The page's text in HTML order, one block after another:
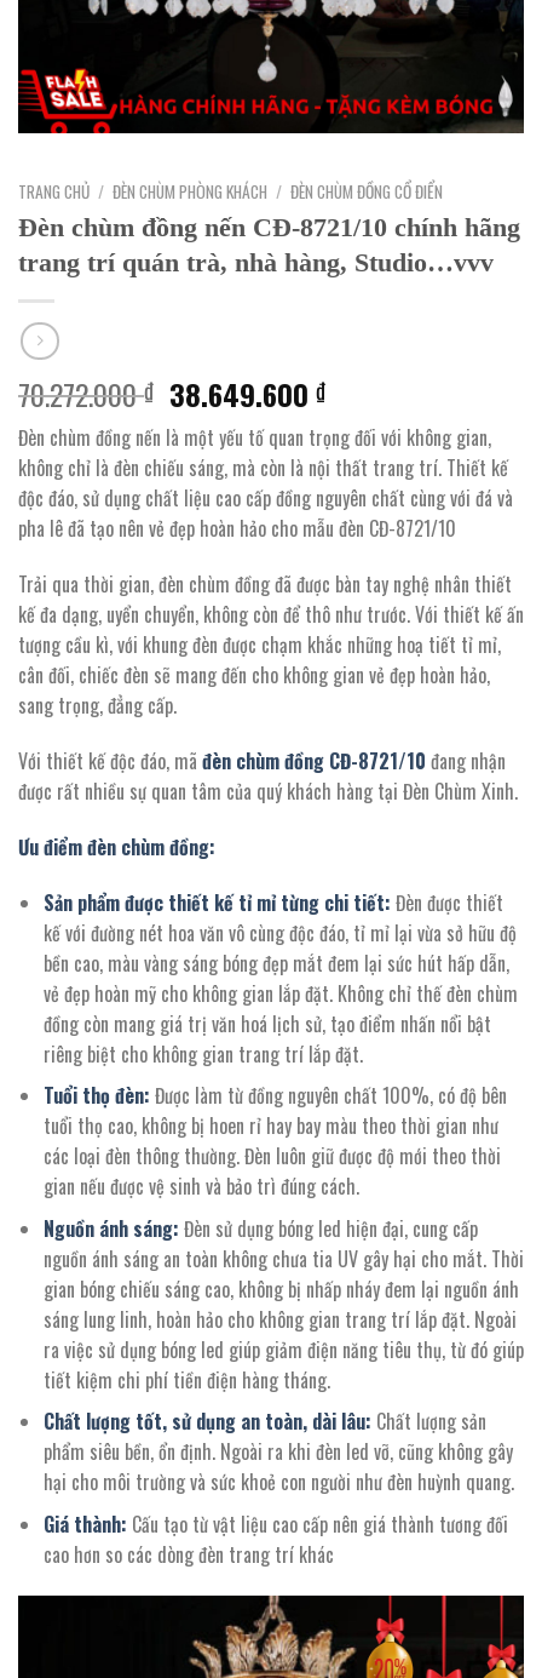
TRANG CHỦ / ĐÈN CHÙM PHÒNG KHÁCH / ĐÈN CHÙM ĐỒNG CỔ ĐIỂN
Đèn chùm đồng nến CĐ-8721/10 chính hãng
trang trí quán trà, nhà hàng, Studio…vvv
70.272.000₫ Giá
gốc
là:
70.272.000 ₫.
38.649.600₫Giá
hiện
tại
là:
38.649.600 ₫.
Đèn chùm đồng nến là một yếu tố quan trọng đối với không gian,
không chỉ là đèn chiếu sáng, mà còn là nội thất trang trí. Thiết kế
độc đáo, sử dụng chất liệu cao cấp đồng nguyên chất cùng với đá và
pha lê đã tạo nên vẻ đẹp hoàn hảo cho mẫu đèn CĐ-8721/10
Trải qua thời gian, đèn chùm đồng đã được bàn tay nghệ nhân thiết
kế đa dạng, uyển chuyển, không còn để thô như trước. Với thiết kế ấn
tượng cầu kì, với khung đèn được chạm khắc những hoạ tiết tỉ mỉ,
cân đối, chiếc đèn sẽ mang đến cho không gian vẻ đẹp hoàn hảo,
sang trọng, đẳng cấp.
Với thiết kế độc đáo, mã đèn chùm đồng CĐ-8721/10 đang nhận
được rất nhiều sự quan tâm của quý khách hàng tại Đèn Chùm Xinh.
Ưu điểm đèn chùm đồng:
Sản phẩm được thiết kế tỉ mỉ từng chi tiết: Đèn được thiết
kế với đường nét hoa văn vô cùng độc đáo, tỉ mỉ lại vừa sở hữu độ
bền cao, màu vàng sáng bóng đẹp mắt đem lại sức hút hấp dẫn,
vẻ đẹp hoàn mỹ cho không gian lắp đặt. Không chỉ thế đèn chùm
đồng còn mang giá trị văn hoá lịch sử, tạo điểm nhấn nổi bật
riêng biệt cho không gian trang trí lắp đặt.
Tuổi thọ đèn: Được làm từ đồng nguyên chất 100%, có độ bên
tuổi thọ cao, không bị hoen rỉ hay bay màu theo thời gian như
các loại đèn thông thường. Đèn luôn giữ được độ mới theo thời
gian nếu được vệ sinh và bảo trì đúng cách.
Nguồn ánh sáng: Đèn sử dụng bóng led hiện đại, cung cấp
nguồn ánh sáng an toàn không chưa tia UV gây hại cho mắt. Thời
gian bóng chiếu sáng cao, không bị nhấp nháy đem lại nguồn ánh
sáng lung linh, hoàn hảo cho không gian trang trí lắp đặt. Ngoài
ra việc sử dụng bóng led giúp giảm điện năng tiêu thụ, từ đó giúp
tiết kiệm chi phí tiền điện hàng tháng.
Chất lượng tốt, sử dụng an toàn, dài lâu: Chất lượng sản
phẩm siêu bền, ổn định. Ngoài ra khi đèn led vỡ, cũng không gây
hại cho môi trường và sức khoẻ con người như đèn huỳnh quang.
Giá thành: Cấu tạo từ vật liệu cao cấp nên giá thành tương đối
cao hơn so các dòng đèn trang trí khác